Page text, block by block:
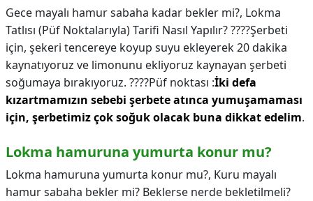
Gece mayalı hamur sabaha kadar bekler mi?, Lokma
Tatlısı (Püf Noktalarıyla) Tarifi Nasıl Yapılır? ????Şerbeti
için, şekeri tencereye koyup suyu ekleyerek 20 dakika
kaynatıyoruz ve limonunu ekliyoruz kaynayan şerbeti
soğumaya bırakıyoruz. ????Püf noktası :İki defa
kızartmamızın sebebi şerbete atınca yumuşamaması
için, şerbetimiz çok soğuk olacak buna dikkat edelim.
Lokma hamuruna yumurta konur mu?
Lokma hamuruna yumurta konur mu?, Kuru mayalı
hamur sabaha bekler mi? Beklerse nerde bekletilmeli?